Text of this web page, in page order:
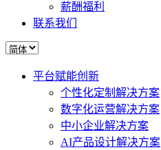
薪酬福利
联系我们
平台赋能创新
个性化定制解决方案
数字化运营解决方案
中小企业解决方案
AI产品设计解决方案